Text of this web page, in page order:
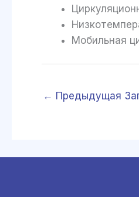
Мобильная
← Предыдущая